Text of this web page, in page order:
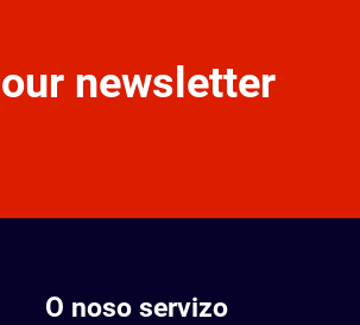
newsletter
O noso servizo